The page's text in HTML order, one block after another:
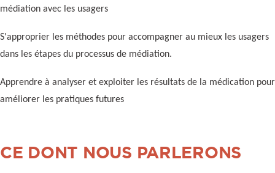
médiation avec les usagers
S'approprier les méthodes pour accompagner au mieux les usagers
dans les étapes du processus de médiation.
Apprendre à analyser et exploiter les résultats de la médication pour
améliorer les pratiques futures
CE DONT NOUS PARLERONS